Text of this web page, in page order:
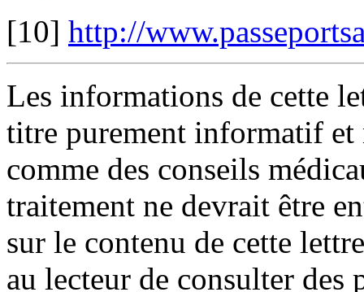
[10] http://
Les informations de cette
titre purement informatif et
comme des conseils
traitement ne devrait être
sur le contenu de cette
au lecteur de consulter des